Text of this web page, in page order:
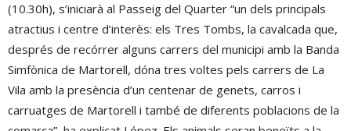
(10.30h), s’iniciarà al Passeig del Quarter “un dels principals
atractius i centre d’interès: els Tres Tombs, la cavalcada que,
després de recórrer alguns carrers del municipi amb la Banda
Simfònica de Martorell, dóna tres voltes pels carrers de La
Vila amb la presència d’un centenar de genets, carros i
carruatges de Martorell i també de diferents poblacions de la